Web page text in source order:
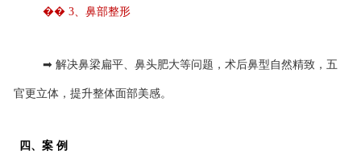
�� 3、鼻部整形
➡ 解决鼻梁扁平、鼻头肥大等问题，术后鼻型自然精致，五
官更立体，提升整体面部美感。
四、案 例